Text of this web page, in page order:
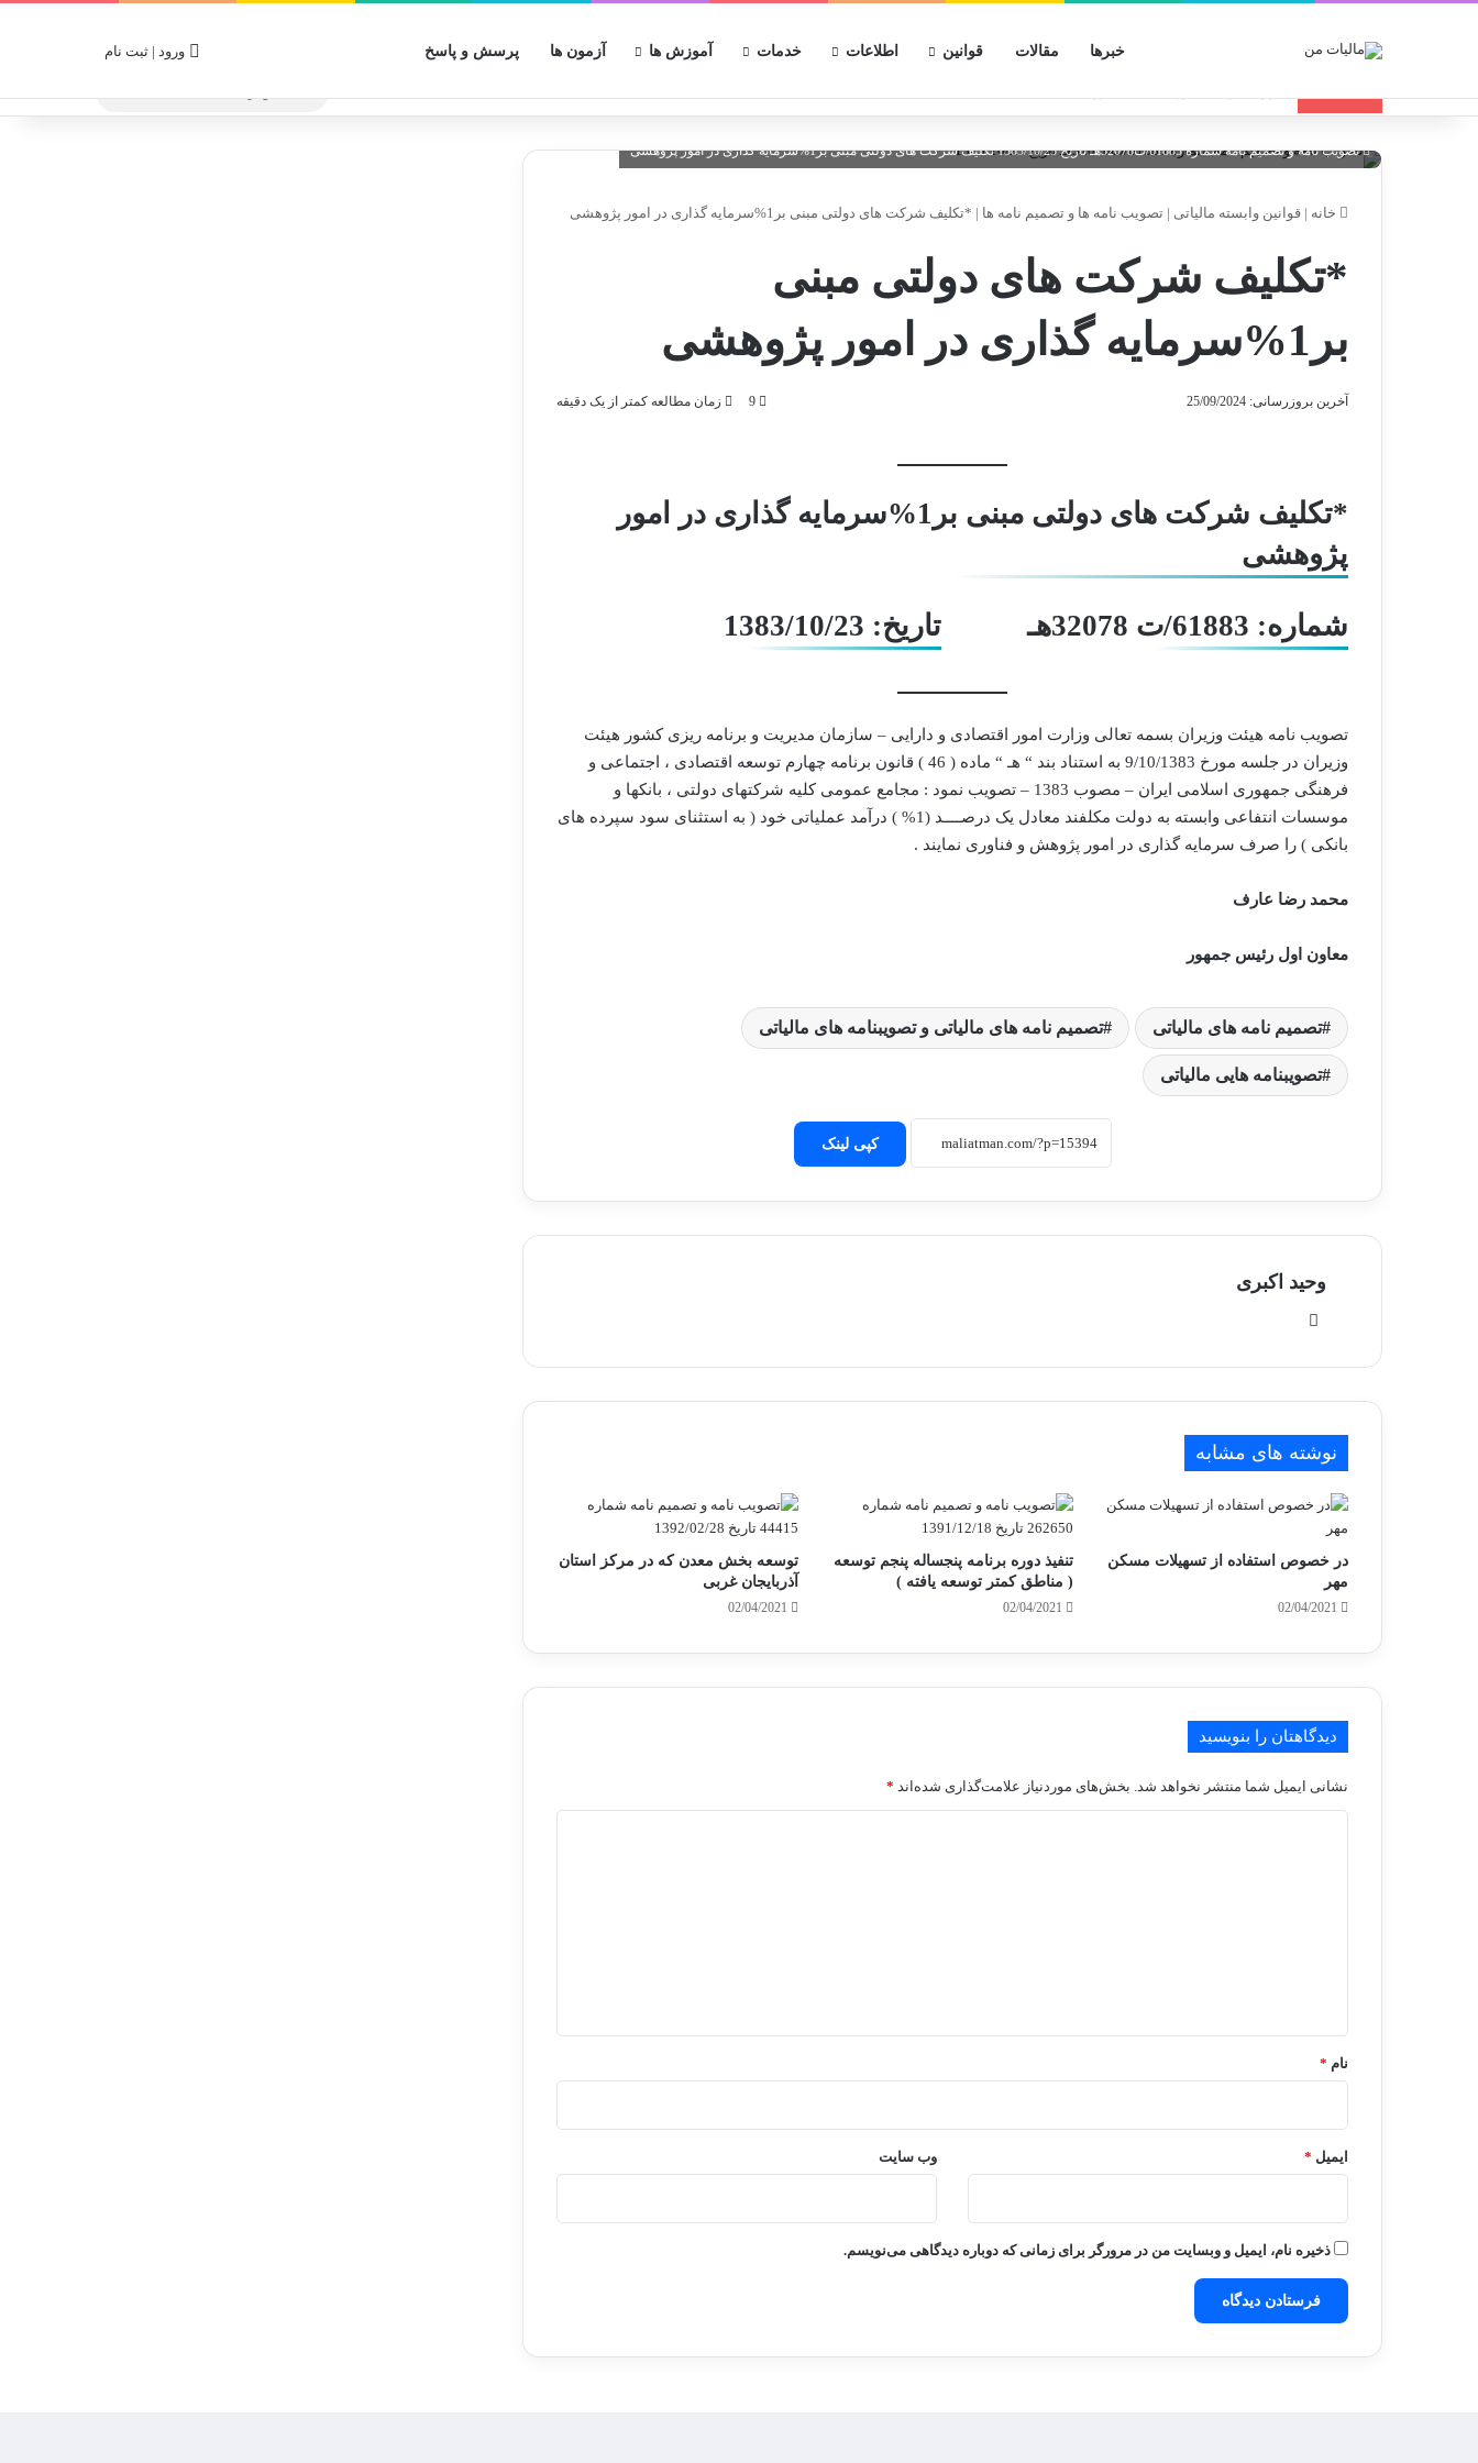
خبرها مقالات قوانین اطلاعات خدمات آموزش ها آزمون ها پرسش و پاسخ ورود | ثبت نام
تصویب نامه و تصمیم نامه شماره 61883/ت32078هـ تاریخ 1383/10/23 تکلیف شرکت های دولتی مبنی بر1%سرمایه گذاری در امور پژوهشی
خانه | قوانین وابسته مالیاتی | تصویب نامه ها و تصمیم نامه ها | *تکلیف شرکت های دولتی مبنی بر1%سرمایه گذاری در امور پژوهشی
*تکلیف شرکت های دولتی مبنی
بر1%سرمایه گذاری در امور پژوهشی
آخرین بروزرسانی: 25/09/2024 9 زمان مطالعه کمتر از یک دقیقه
*تکلیف شرکت های دولتی مبنی بر1%سرمایه گذاری در امور
پژوهشی
شماره: 61883/ت 32078هـ تاریخ: 1383/10/23
تصویب نامه هیئت وزیران بسمه تعالی وزارت امور اقتصادی و دارایی – سازمان مدیریت و برنامه ریزی کشور هیئت
وزیران در جلسه مورخ 9/10/1383 به استناد بند “ هـ “ ماده ( 46 ) قانون برنامه چهارم توسعه اقتصادی ، اجتماعی و
فرهنگی جمهوری اسلامی ایران – مصوب 1383 – تصویب نمود : مجامع عمومی کلیه شرکتهای دولتی ، بانکها و
موسسات انتفاعی وابسته به دولت مکلفند معادل یک درصــــد (1% ) درآمد عملیاتی خود ( به استثنای سود سپرده های
بانکی ) را صرف سرمایه گذاری در امور پژوهش و فناوری نمایند .
محمد رضا عارف
معاون اول رئیس جمهور
تصمیم نامه های مالیاتی تصمیم نامه های مالیاتی و تصویبنامه های مالیاتی
تصویبنامه هایی مالیاتی
کپی لینک
وحید اکبری
نوشته های مشابه
در خصوص استفاده از تسهیلات مسکن
مهر
02/04/2021
تنفیذ دوره برنامه پنجساله پنجم توسعه
( مناطق کمتر توسعه یافته )
02/04/2021
توسعه بخش معدن که در مرکز استان
آذربایجان غربی
02/04/2021
دیدگاهتان را بنویسید
نشانی ایمیل شما منتشر نخواهد شد. بخش‌های موردنیاز علامت‌گذاری شده‌اند *
نام *
ایمیل * وب‌ سایت
ذخیره نام، ایمیل و وبسایت من در مرورگر برای زمانی که دوباره دیدگاهی می‌نویسم.